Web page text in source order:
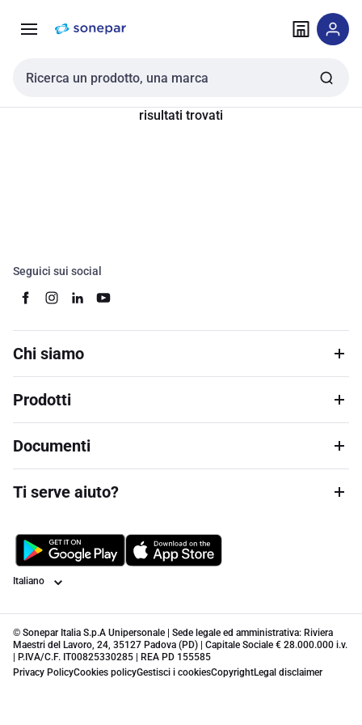
navigazione alla
Cerca input
risultati trovati
Seguici sui social
Chi siamo
Prodotti
Documenti
Ti serve aiuto?
Lingua
© Sonepar Italia S.p.A Unipersonale | Sede legale ed amministrativa: Riviera
Maestri del Lavoro, 24, 35127 Padova (PD) | Capitale Sociale € 28.000.000 i.v.
| P.IVA/C.F. IT00825330285 | REA PD 155585
Privacy PolicyCookies policyGestisci i cookiesCopyrightLegal disclaimer